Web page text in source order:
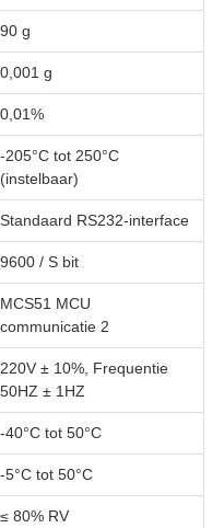
90 g
0,001 g
0,01%
-205°C tot 250°C
(instelbaar)
Standaard RS232-interface
9600 / S bit
MCS51 MCU
communicatie 2
220V ± 10%, Frequentie
50HZ ± 1HZ
-40°C tot 50°C
-5°C tot 50°C
≤ 80% RV